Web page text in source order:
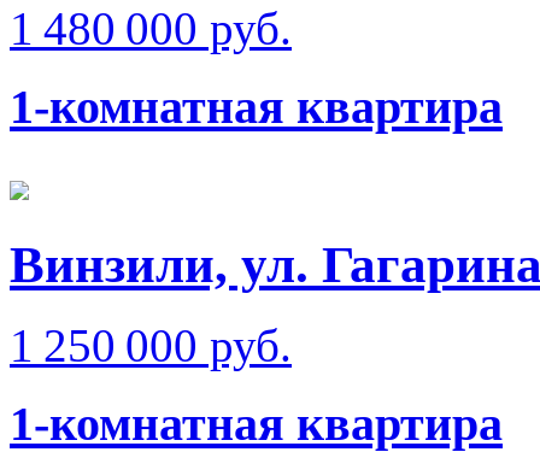
1 480 000 руб.
1-комнатная квартира
Винзили, ул.
1 250 000 руб.
1-комнатная квартира